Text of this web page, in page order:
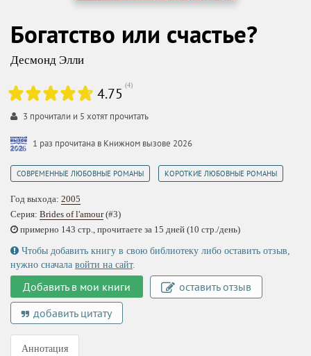
Богатство или счастье?
Десмонд Элли
4.75 (4)
3 прочитали и 5 хотят прочитать
1 раз прочитана в Книжном вызове 2026
СОВРЕМЕННЫЕ ЛЮБОВНЫЕ РОМАНЫ КОРОТКИЕ ЛЮБОВНЫЕ РОМАНЫ
Год выхода: 2005
Серия: Brides of l'amour(#3)
примерно 143 стр., прочитаете за 15 дней (10 стр./день)
Чтобы добавить книгу в свою библиотеку либо оставить отзыв,
нужно сначала войти на сайт.
Добавить в мои книги
оставить отзыв
добавить цитату
Аннотация